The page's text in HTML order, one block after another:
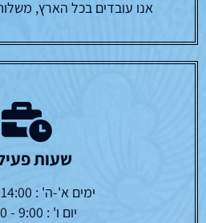
אנו עובדים בכל הארץ,
שעות
ימים א'-ה' : 14:00 - 19:00
יום ו' : 9:00 - 10:30